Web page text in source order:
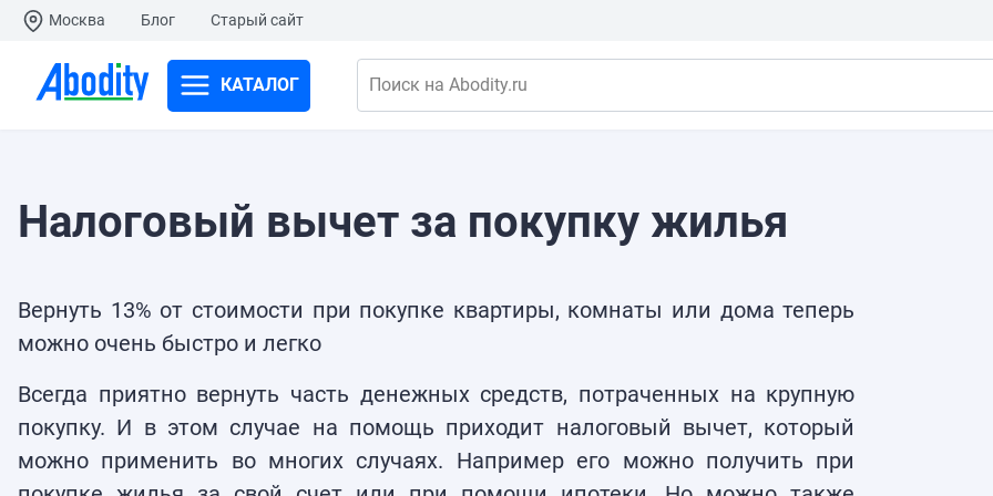
Москва Блог Старый сайт
КАТАЛОГ Поиск на Abodity.ru
Налоговый вычет за покупку жилья
Вернуть 13% от стоимости при покупке квартиры, комнаты или дома теперь
можно очень быстро и легко
Всегда приятно вернуть часть денежных средств, потраченных на крупную
покупку. И в этом случае на помощь приходит налоговый вычет, который
можно применить во многих случаях. Например его можно получить при